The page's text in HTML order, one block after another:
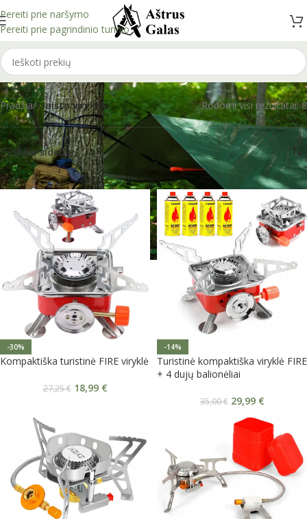
Pereiti prie naršymo
Pereiti prie pagrindinio turinio
Maisto viryklės
Pradžia/Maisto viryklės Rodomi visi rezultatai: 8
Show sidebar
-30%
Kompaktiška turistinė FIRE viryklė
27,25€ 18,99 €
-14%
Turistinė kompaktiška viryklė FIRE
+ 4 dujų balionėliai
35,00€ 29,99 €